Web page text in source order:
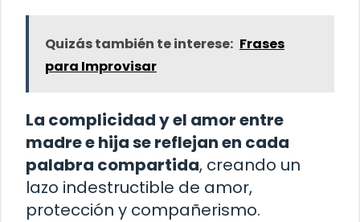
Quizás también te interese: Frases
para Improvisar
La complicidad y el amor entre
madre e hija se reflejan en cada
palabra compartida, creando un
lazo indestructible de amor,
protección y compañerismo.